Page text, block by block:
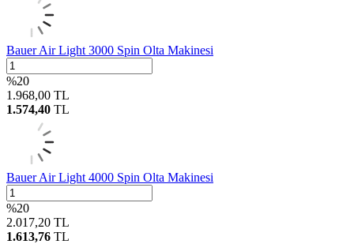
Bauer Air Light 3000 Spin Olta Makinesi
%20
1.968,00 TL
1.574,40 TL
Bauer Air Light 4000 Spin Olta Makinesi
%20
2.017,20 TL
1.613,76 TL